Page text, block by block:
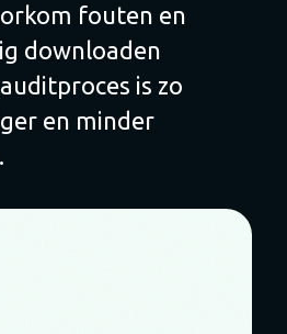
fouten en
downloaden
is zo
en minder